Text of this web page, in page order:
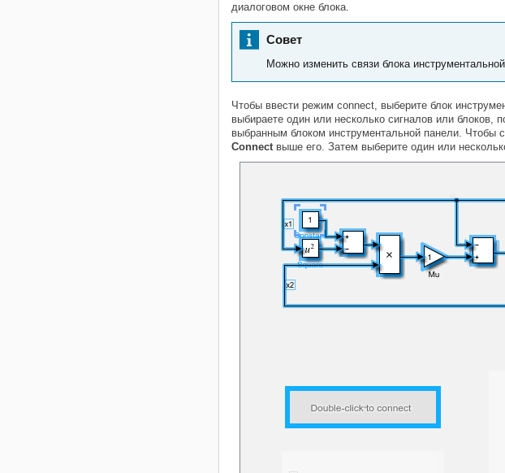
диалоговом окне блока.
Совет
Можно изменить связи блока
Чтобы ввести режим connect, выберите блок
выбираете один или несколько сигналов или блоков,
выбранным блоком инструментальной панели. Чтобы
Connectвыше его. Затем выберите один или